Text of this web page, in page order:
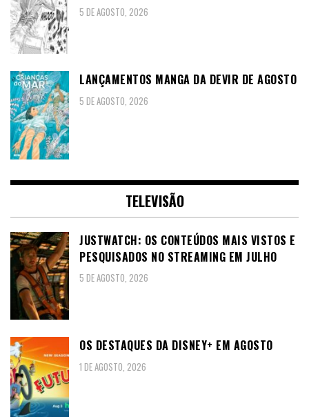
5 DE AGOSTO, 2026
LANÇAMENTOS MANGA DA DEVIR DE AGOSTO
5 DE AGOSTO, 2026
TELEVISÃO
JUSTWATCH: OS CONTEÚDOS MAIS VISTOS E
PESQUISADOS NO STREAMING EM JULHO
5 DE AGOSTO, 2026
OS DESTAQUES DA DISNEY+ EM AGOSTO
1 DE AGOSTO, 2026